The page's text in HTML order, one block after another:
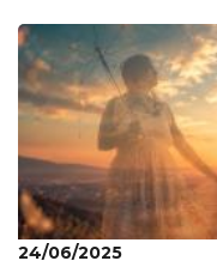
24/06/2025